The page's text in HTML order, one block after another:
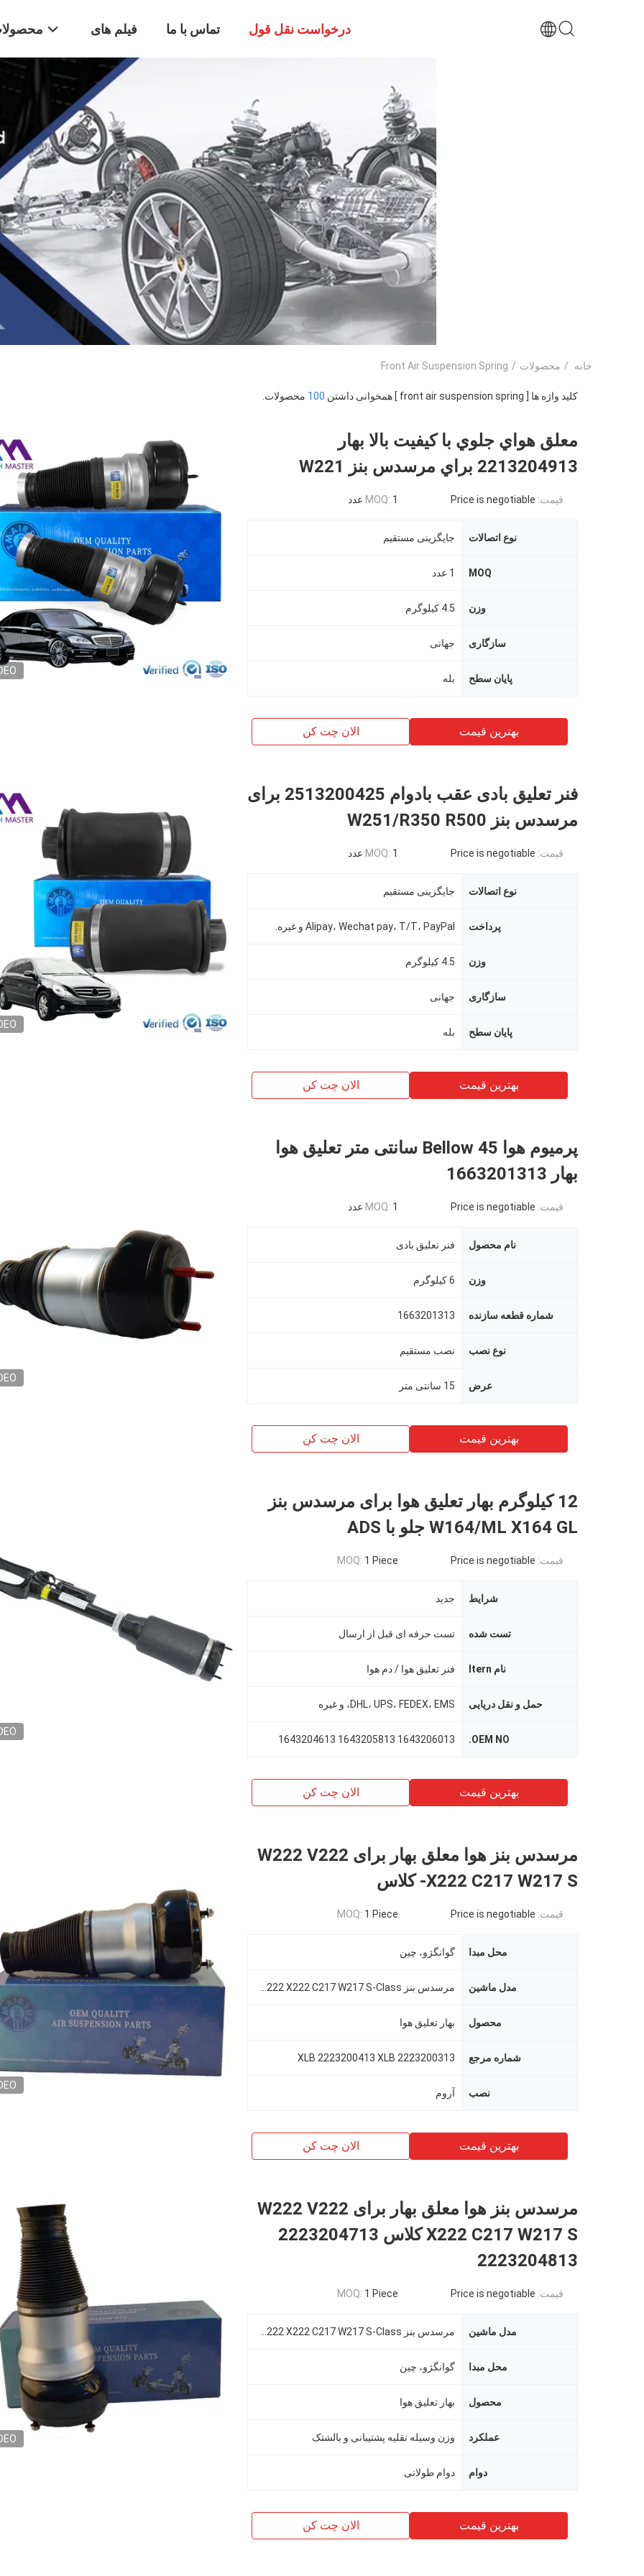
فیلم های تماس با ما درخواست نقل قول
خانه / محصولات /
Front Air Suspension Spring
کلید واژه ها [ front air suspension spring ] همخوانی داشتن 100 محصولات.
معلق هواي جلوي با کيفيت بالا بهار
2213204913 براي مرسدس بنز W221
قیمت: Price is negotiable
MOQ: 1 عدد
نوع اتصالات جایگزینی مستقیم
MOQ 1 عدد
وزن 4.5 کیلوگرم
سازگاری جهانی
پایان سطح بله
بهترین قیمت الان چت کن
فنر تعلیق بادی عقب بادوام 2513200425 برای
مرسدس بنز W251/R350 R500
قیمت: Price is negotiable
MOQ: 1 عدد
نوع اتصالات جایگزینی مستقیم
پرداخت Alipay، Wechat pay، T/T، PayPal و غیره.
وزن 4.5 کیلوگرم
سازگاری جهانی
پایان سطح بله
بهترین قیمت الان چت کن
پرمیوم هوا Bellow 45 سانتی متر تعلیق هوا
بهار 1663201313
قیمت: Price is negotiable
MOQ: 1 عدد
نام محصول فنر تعلیق بادی
وزن 6 کیلوگرم
شماره قطعه سازنده 1663201313
نوع نصب نصب مستقیم
عرض 15 سانتی متر
بهترین قیمت الان چت کن
12 کیلوگرم بهار تعلیق هوا برای مرسدس بنز
W164/ML X164 GL جلو با ADS
قیمت: Price is negotiable
MOQ: 1 Piece
شرایط جدید
تست شده تست حرفه ای قبل از ارسال
نام Itern فنر تعلیق هوا / دم هوا
حمل و نقل دریایی DHL، UPS، FEDEX، EMS، و غیره
OEM NO.
1643206013 1643205813 1643204613
بهترین قیمت الان چت کن
مرسدس بنز هوا معلق بهار برای W222 V222
X222 C217 W217 S- کلاس
قیمت: Price is negotiable
MOQ: 1 Piece
محل مبدا گوانگژو، چین
مدل ماشین
محصول بهار تعلیق هوا
شماره مرجع 2223200313 XLB 2223200413 XLB
نصب آروم
بهترین قیمت الان چت کن
مرسدس بنز هوا معلق بهار برای W222 V222
X222 C217 W217 S کلاس 2223204713
2223204813
قیمت: Price is negotiable
MOQ: 1 Piece
مدل ماشین
محل مبدا گوانگژو، چین
محصول بهار تعلیق هوا
عملکرد وزن وسیله نقلیه پشتیبانی و بالشتک
دوام دوام طولانی
بهترین قیمت الان چت کن